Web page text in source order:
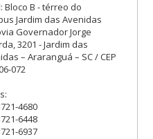
Bloco B - térreo do
Jardim das Avenidas
Governador Jorge
3201 - Jardim das
– Araranguá – SC / CEP
072
4680
6448
6937